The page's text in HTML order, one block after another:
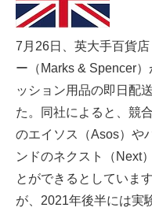
7月26日、英大手百貨
ー（Marks & Spencer
ッション用品の即日配
た。同社によると、競
のエイソス（Asos）や
ンドのネクスト（Next
とができるとしていま
が、2021年後半には実